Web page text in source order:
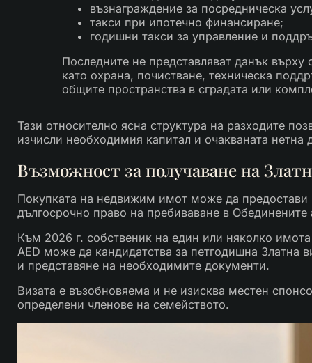
възнаграждение за посредническа
такси при ипотечно финансиране;
годишни такси за управление и
Последните не представляват данък върху
като охрана, почистване, техническа
общите пространства в сградата или
Тази относително ясна структура на разходите
изчисли необходимия капитал и очакваната нетна
Възможност за получаване на
Покупката на недвижим имот може да
дългосрочно право на пребиваване в
Към 2026 г. собственик на един или няколко
AED може да кандидатства за петгодишна Златна
и представяне на необходимите документи.
Визата е възобновяема и не изисква местен
определени членове на семейството.